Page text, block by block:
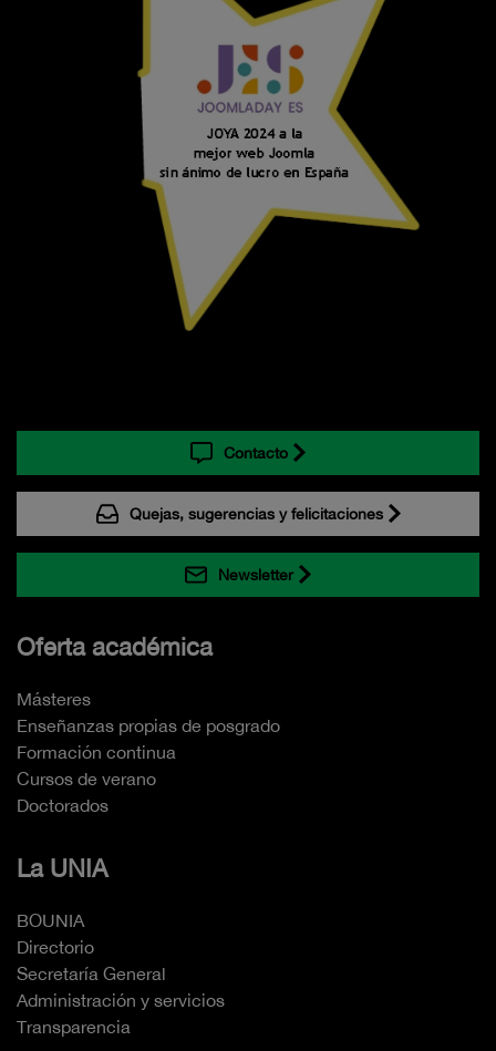
Contacto
Quejas, sugerencias y felicitaciones
Newsletter
Oferta académica
Másteres
Enseñanzas propias de posgrado
Formación continua
Cursos de verano
Doctorados
La UNIA
BOUNIA
Directorio
Secretaría General
Administración y servicios
Transparencia